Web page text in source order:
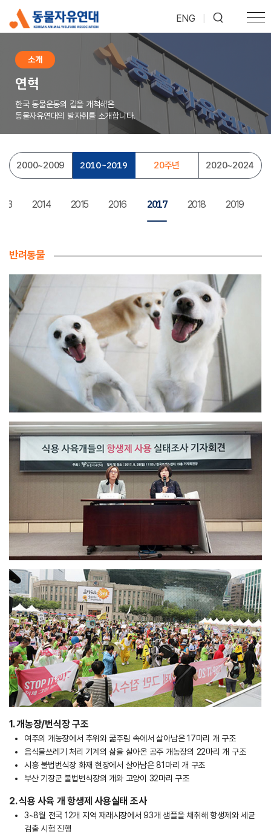
ENG
소개
연혁
한국 동물운동의 길을 개척해온
동물자유연대의 발자취를 소개합니다.
2000~2009 2010~2019 20주년 2020~2024
2014 2015 2016 2017 2018 2019
반려동물
1. 개농장/번식장 구조
여주의 개농장에서 추위와 굶주림 속에서 살아남은 17마리 개 구조
음식물쓰레기 처리 기계의 삶을 살아온 공주 개농장의 22마리 개 구조
시흥 불법번식장 화재 현장에서 살아남은 81마리 개 구조
부산 기장군 불법번식장의 개와 고양이 32마리 구조
2. 식용 사육 개 항생제 사용실태 조사
3~8월 전국 12개 지역 재래시장에서 93개 샘플을 채취해 항생제와 세균
검출 시험 진행